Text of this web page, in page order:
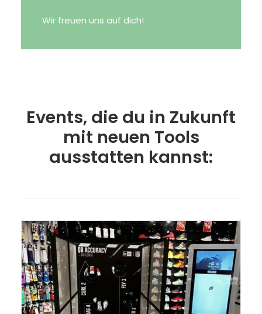
Wir freuen uns auf dich!
Events, die du in Zukunft
mit neuen Tools
ausstatten kannst: